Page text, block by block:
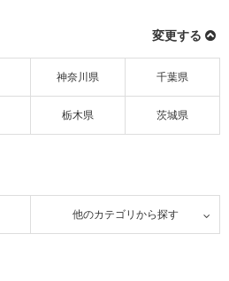
変更する
神奈川県 千葉県
栃木県 茨城県
他のカテゴリから探す